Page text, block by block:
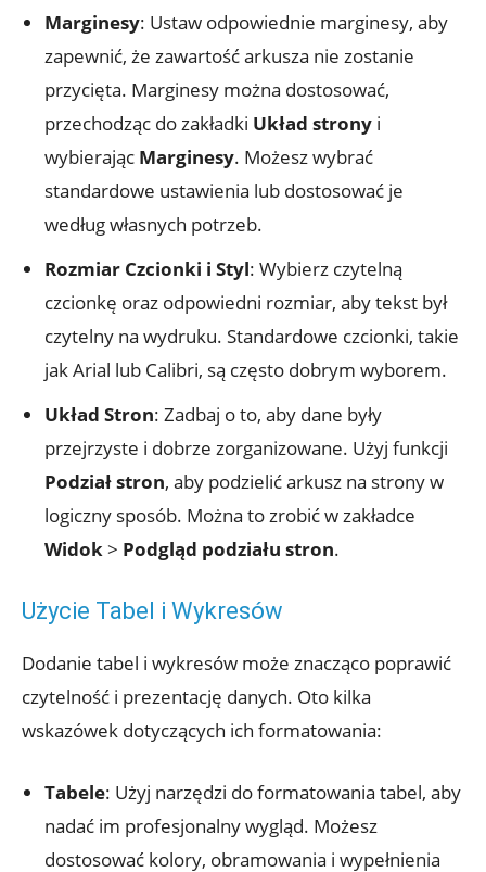
Marginesy: Ustaw odpowiednie marginesy, aby
zapewnić, że zawartość arkusza nie zostanie
przycięta. Marginesy można dostosować,
przechodząc do zakładki Układ strony i
wybierając Marginesy. Możesz wybrać
standardowe ustawienia lub dostosować je
według własnych potrzeb.
Rozmiar Czcionki i Styl: Wybierz czytelną
czcionkę oraz odpowiedni rozmiar, aby tekst był
czytelny na wydruku. Standardowe czcionki, takie
jak Arial lub Calibri, są często dobrym wyborem.
Układ Stron: Zadbaj o to, aby dane były
przejrzyste i dobrze zorganizowane. Użyj funkcji
Podział stron, aby podzielić arkusz na strony w
logiczny sposób. Można to zrobić w zakładce
Widok> Podgląd podziału stron.
Użycie Tabel i Wykresów
Dodanie tabel i wykresów może znacząco poprawić
czytelność i prezentację danych. Oto kilka
wskazówek dotyczących ich formatowania:
Tabele: Użyj narzędzi do formatowania tabel, aby
nadać im profesjonalny wygląd. Możesz
dostosować kolory, obramowania i wypełnienia